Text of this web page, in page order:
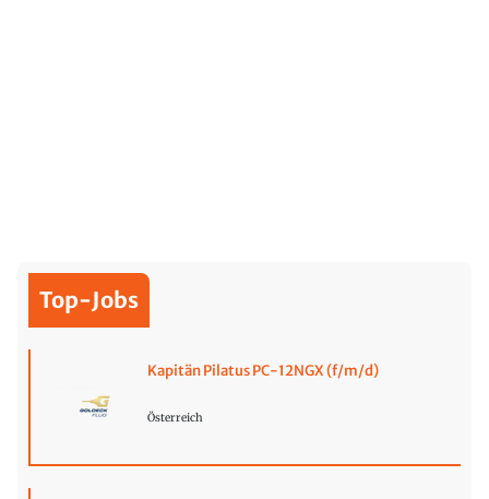
Top-Jobs
Kapitän Pilatus PC-12NGX (f/m/d)
Österreich